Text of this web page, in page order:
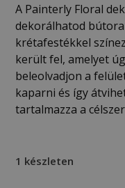
A Painterly Floral
dekorálhatod
krétafestékkel
került fel, amelyet
beleolvadjon a
kaparni és így
tartalmazza a
1 készleten